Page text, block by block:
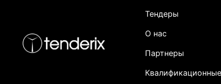
Тендеры
О нас
Партнеры